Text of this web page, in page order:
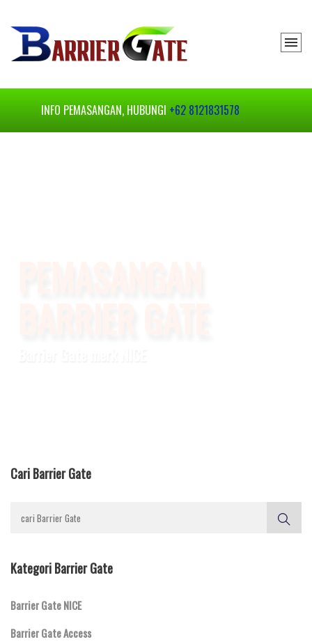
INFO PEMASANGAN, HUBUNGI +62 8121831578
Cari Barrier Gate
Kategori Barrier Gate
Barrier Gate NICE
Barrier Gate Access